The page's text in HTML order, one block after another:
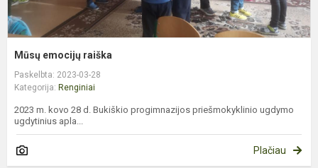
Mūsų emocijų raiška
Paskelbta: 2023-03-28
Kategorija: Renginiai
2023 m. kovo 28 d. Bukiškio progimnazijos priešmokyklinio ugdymo
ugdytinius apla...
Plačiau